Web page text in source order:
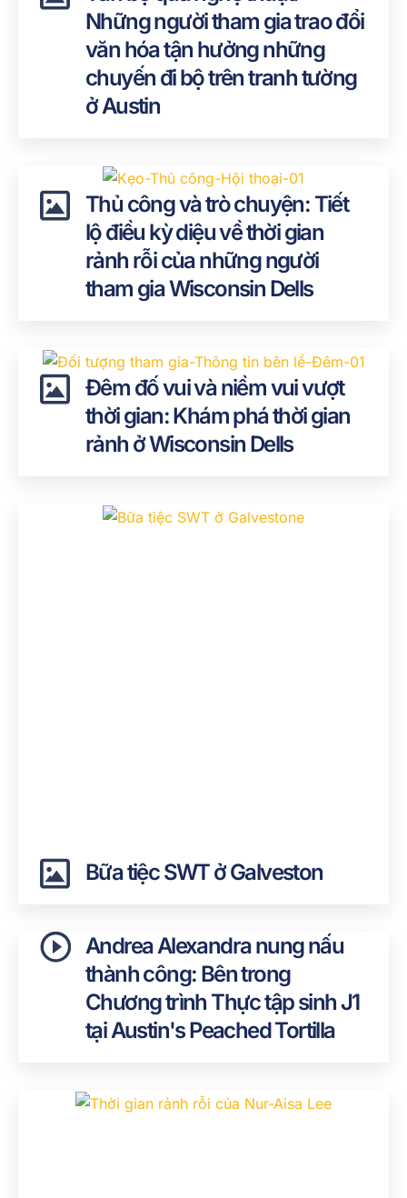
Những người tham gia trao đổi
văn hóa tận hưởng những
chuyến đi bộ trên tranh tường
ở Austin
Thủ công và trò chuyện: Tiết
lộ điều kỳ diệu về thời gian
rảnh rỗi của những người
tham gia Wisconsin Dells
Đêm đố vui và niềm vui vượt
thời gian: Khám phá thời gian
rảnh ở Wisconsin Dells
Bữa tiệc SWT ở Galveston
Andrea Alexandra nung nấu
thành công: Bên trong
Chương trình Thực tập sinh J1
tại Austin's Peached Tortilla